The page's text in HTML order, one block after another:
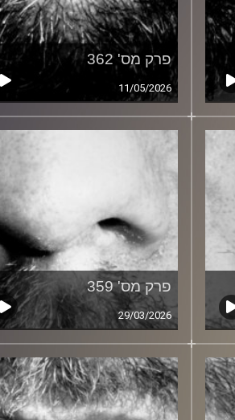
פרק מס' 362
11/05/2026
פרק מס' 359
29/03/2026